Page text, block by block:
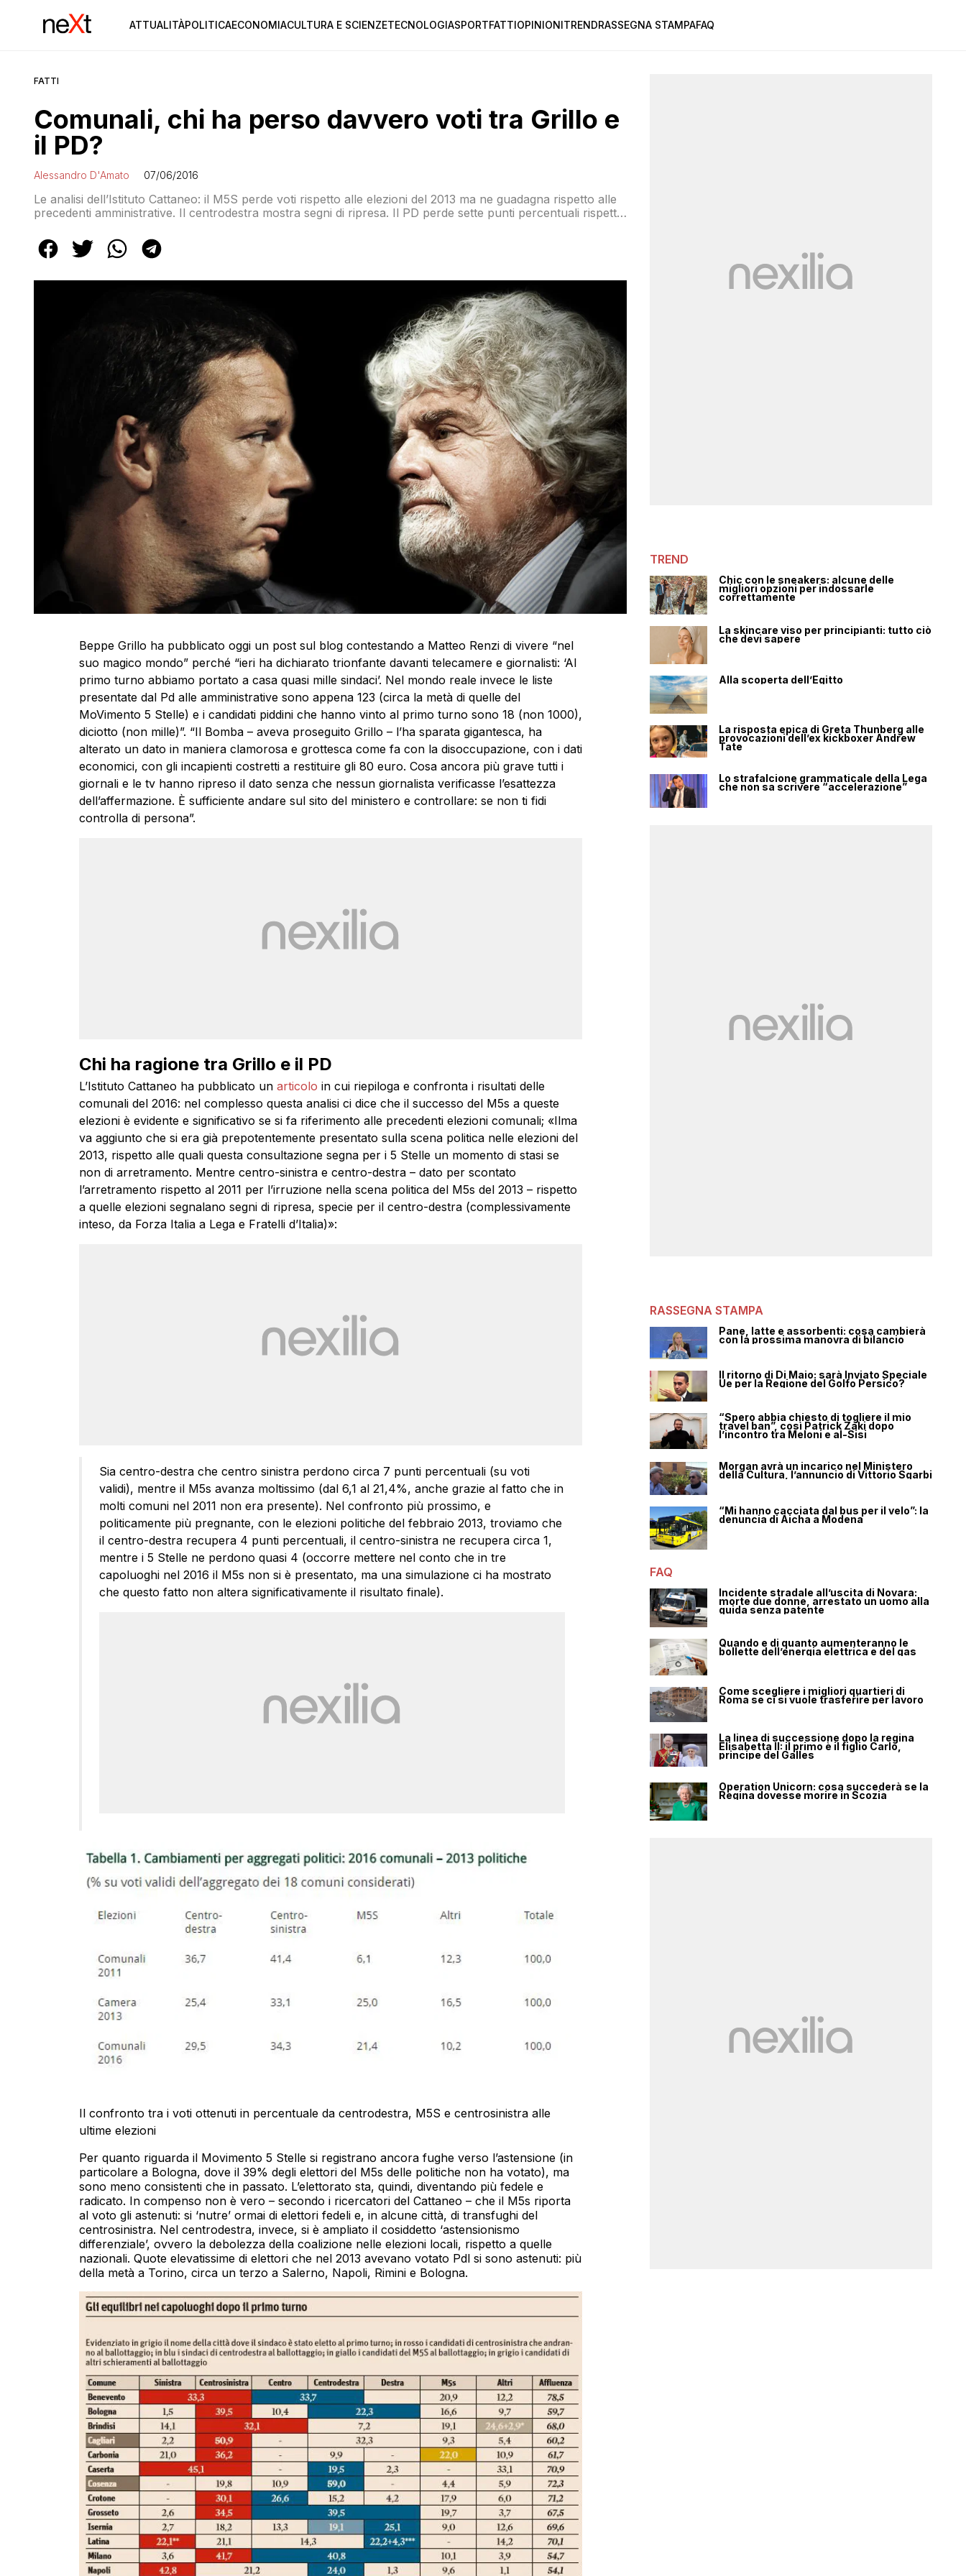
ATTUALITÀPOLITICAECONOMIACULTURA E SCIENZETECNOLOGIASPORTFATTIOPINIONITRENDRASSEGNA STAMPAFAQ
FATTI
Comunali, chi ha perso davvero voti tra Grillo e
il PD?
Alessandro D'Amato 07/06/2016
Le analisi dell’Istituto Cattaneo: il M5S perde voti rispetto alle elezioni del 2013 ma ne guadagna rispetto alle
precedenti amministrative. Il centrodestra mostra segni di ripresa. Il PD perde sette punti percentuali rispetto
perdono rispetto all’astensione
Beppe Grillo ha pubblicato oggi un post sul blog contestando a Matteo Renzi di vivere “nel
suo magico mondo” perché “ieri ha dichiarato trionfante davanti telecamere e giornalisti: ‘Al
primo turno abbiamo portato a casa quasi mille sindaci’. Nel mondo reale invece le liste
presentate dal Pd alle amministrative sono appena 123 (circa la metà di quelle del
MoVimento 5 Stelle) e i candidati piddini che hanno vinto al primo turno sono 18 (non 1000),
diciotto (non mille)”. “Il Bomba – aveva proseguito Grillo – l’ha sparata gigantesca, ha
alterato un dato in maniera clamorosa e grottesca come fa con la disoccupazione, con i dati
economici, con gli incapienti costretti a restituire gli 80 euro. Cosa ancora più grave tutti i
giornali e le tv hanno ripreso il dato senza che nessun giornalista verificasse l’esattezza
dell’affermazione. È sufficiente andare sul sito del ministero e controllare: se non ti fidi
controlla di persona”.
Chi ha ragione tra Grillo e il PD
L’Istituto Cattaneo ha pubblicato un articolo in cui riepiloga e confronta i risultati delle
comunali del 2016: nel complesso questa analisi ci dice che il successo del M5s a queste
elezioni è evidente e significativo se si fa riferimento alle precedenti elezioni comunali; «Ilma
va aggiunto che si era già prepotentemente presentato sulla scena politica nelle elezioni del
2013, rispetto alle quali questa consultazione segna per i 5 Stelle un momento di stasi se
non di arretramento. Mentre centro-sinistra e centro-destra – dato per scontato
l’arretramento rispetto al 2011 per l’irruzione nella scena politica del M5s del 2013 – rispetto
a quelle elezioni segnalano segni di ripresa, specie per il centro-destra (complessivamente
inteso, da Forza Italia a Lega e Fratelli d’Italia)»:
Sia centro-destra che centro sinistra perdono circa 7 punti percentuali (su voti
validi), mentre il M5s avanza moltissimo (dal 6,1 al 21,4%, anche grazie al fatto che in
molti comuni nel 2011 non era presente). Nel confronto più prossimo, e
politicamente più pregnante, con le elezioni politiche del febbraio 2013, troviamo che
il centro-destra recupera 4 punti percentuali, il centro-sinistra ne recupera circa 1,
mentre i 5 Stelle ne perdono quasi 4 (occorre mettere nel conto che in tre
capoluoghi nel 2016 il M5s non si è presentato, ma una simulazione ci ha mostrato
che questo fatto non altera significativamente il risultato finale).
Il confronto tra i voti ottenuti in percentuale da centrodestra, M5S e centrosinistra alle
ultime elezioni
Per quanto riguarda il Movimento 5 Stelle si registrano ancora fughe verso l’astensione (in
particolare a Bologna, dove il 39% degli elettori del M5s delle politiche non ha votato), ma
sono meno consistenti che in passato. L’elettorato sta, quindi, diventando più fedele e
radicato. In compenso non è vero – secondo i ricercatori del Cattaneo – che il M5s riporta
al voto gli astenuti: si ‘nutre’ ormai di elettori fedeli e, in alcune città, di transfughi del
centrosinistra. Nel centrodestra, invece, si è ampliato il cosiddetto ‘astensionismo
differenziale’, ovvero la debolezza della coalizione nelle elezioni locali, rispetto a quelle
nazionali. Quote elevatissime di elettori che nel 2013 avevano votato Pdl si sono astenuti: più
della metà a Torino, circa un terzo a Salerno, Napoli, Rimini e Bologna.
TREND
Chic con le sneakers: alcune delle
migliori opzioni per indossarle
correttamente
La skincare viso per principianti: tutto ciò
che devi sapere
Alla scoperta dell’Egitto
La risposta epica di Greta Thunberg alle
provocazioni dell’ex kickboxer Andrew
Tate
Lo strafalcione grammaticale della Lega
che non sa scrivere “accelerazione”
RASSEGNA STAMPA
Pane, latte e assorbenti: cosa cambierà
con la prossima manovra di bilancio
Il ritorno di Di Maio: sarà Inviato Speciale
Ue per la Regione del Golfo Persico?
“Spero abbia chiesto di togliere il mio
travel ban”, così Patrick Zaki dopo
l’incontro tra Meloni e al-Sisi
Morgan avrà un incarico nel Ministero
della Cultura, l’annuncio di Vittorio Sgarbi
“Mi hanno cacciata dal bus per il velo”: la
denuncia di Aicha a Modena
FAQ
Incidente stradale all’uscita di Novara:
morte due donne, arrestato un uomo alla
guida senza patente
Quando e di quanto aumenteranno le
bollette dell’energia elettrica e del gas
Come scegliere i migliori quartieri di
Roma se ci si vuole trasferire per lavoro
La linea di successione dopo la regina
Elisabetta II: il primo è il figlio Carlo,
principe del Galles
Operation Unicorn: cosa succederà se la
Regina dovesse morire in Scozia